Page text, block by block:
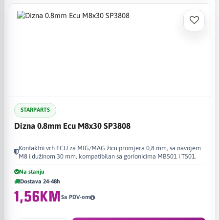
STARPARTS
Dizna 0.8mm Ecu M8x30 SP3808
Kontaktni vrh ECU za MIG/MAG žicu promjera 0,8 mm, sa navojem
M8 i dužinom 30 mm, kompatibilan sa gorionicima MB501 i T501.
Na stanju
Dostava 24-48h
1,56KMSa PDV-om